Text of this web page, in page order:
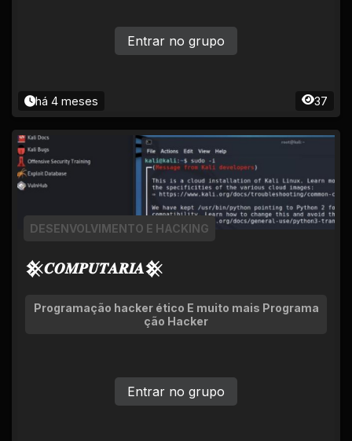
há 4 meses 37
Entrar no grupo
𒆜𝑪𝑶𝑴𝑷𝑼𝑻𝑨𝑹𝑰𝑨𒆜
DESENVOLVIMENTO E HACKING
Programação hacker ético E muito mais Programa
ção Hacker
Entrar no grupo